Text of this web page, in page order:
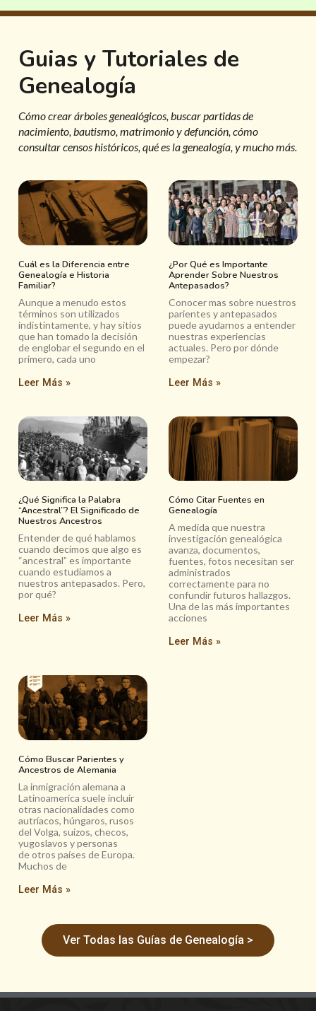
Guias y Tutoriales de
Genealogía
Cómo crear árboles genealógicos, buscar partidas de
nacimiento, bautismo, matrimonio y defunción, cómo
consultar censos históricos, qué es la genealogía, y mucho más.
Cuál es la Diferencia entre
Genealogía e Historia
Familiar?
Aunque a menudo estos
términos son utilizados
indistintamente, y hay sitios
que han tomado la decisión
de englobar el segundo en el
primero, cada uno
Leer Más »
¿Por Qué es Importante
Aprender Sobre Nuestros
Antepasados?
Conocer mas sobre nuestros
parientes y antepasados
puede ayudarnos a entender
nuestras experiencias
actuales. Pero por dónde
empezar?
Leer Más »
¿Qué Significa la Palabra
“Ancestral”? El Significado de
Nuestros Ancestros
Entender de qué hablamos
cuando decimos que algo es
“ancestral” es importante
cuando estudiamos a
nuestros antepasados. Pero,
por qué?
Leer Más »
Cómo Citar Fuentes en
Genealogía
A medida que nuestra
investigación genealógica
avanza, documentos,
fuentes, fotos necesitan ser
administrados
correctamente para no
confundir futuros hallazgos.
Una de las más importantes
acciones
Leer Más »
Cómo Buscar Parientes y
Ancestros de Alemania
La inmigración alemana a
Latinoamerica suele incluir
otras nacionalidades como
autríacos, húngaros, rusos
del Volga, suizos, checos,
yugoslavos y personas
de otros países de Europa.
Muchos de
Leer Más »
Ver Todas las Guías de Genealogía >